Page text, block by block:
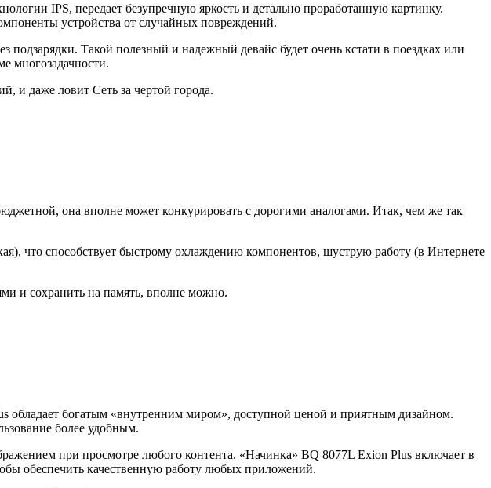
IPS, передает безупречную яркость и детально проработанную картинку.
устройства от случайных повреждений.
Такой полезный и надежный девайс будет очень кстати в поездках или
многозадачности.
и даже ловит Сеть за чертой города.
она вполне может конкурировать с дорогими аналогами. Итак, чем же так
что способствует быстрому охлаждению компонентов, шуструю работу (в Интернете
и сохранить на память, вполне можно.
обладает богатым «внутренним миром», доступной ценой и приятным дизайном.
более удобным.
при просмотре любого контента. «Начинка» BQ 8077L Exion Plus включает в
обеспечить качественную работу любых приложений.